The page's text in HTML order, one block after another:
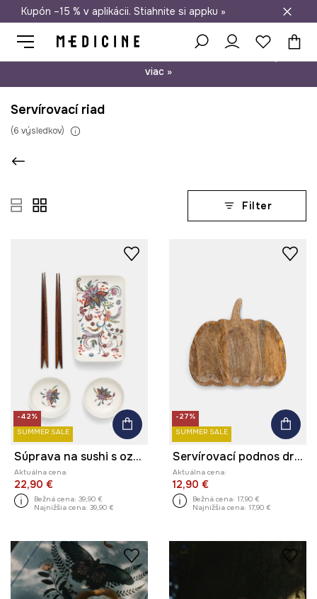
Doprava zadarmo od 50 €
Kupón –15 % v aplikácii. Stiahnite si appku »
viac »
Servírovací riad
(6 výsledkov)
Filter
-42%
SUMMER SALE
Súprava na sushi s ozdobným vzorom
Aktuálna cena:
22,90 €
Bežná cena: 39,90 €
Najnižšia cena: 39,90 €
-27%
SUMMER SALE
Servírovací podnos drevená - tekvica
Aktuálna cena:
12,90 €
Bežná cena: 17,90 €
Najnižšia cena: 17,90 €